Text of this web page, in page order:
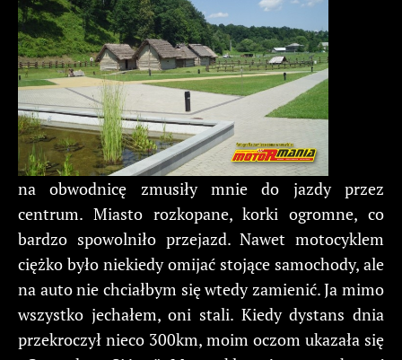
na obwodnicę zmusiły mnie do jazdy przez
centrum. Miasto rozkopane, korki ogromne, co
bardzo spowolniło przejazd. Nawet motocyklem
ciężko było niekiedy omijać stojące samochody, ale
na auto nie chciałbym się wtedy zamienić. Ja mimo
wszystko jechałem, oni stali. Kiedy dystans dnia
przekroczył nieco 300km, moim oczom ukazała się